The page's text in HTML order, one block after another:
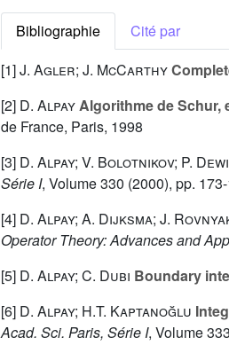
Bibliographie
Cité par
[1]J. Agler; J. McCarthy
[2] D. AlpayAlgorithme de Schur,
de France, Paris, 1998
[3] D. Alpay; V. Bolotnikov; P.
Série I, Volume 330 (2000), pp.
[4] D. Alpay; A. Dijksma; J.
Operator Theory: Advances and
[5] D. Alpay; C. Dubi Boundary
[6] D. Alpay; H.T. Kaptanoğlu
Acad. Sci. Paris, Série I, Volume 333